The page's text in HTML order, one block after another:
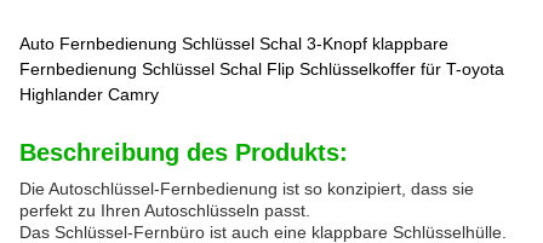
Auto Fernbedienung Schlüssel Schal 3-Knopf klappbare
Fernbedienung Schlüssel Schal Flip Schlüsselkoffer für T-oyota
Highlander Camry
Beschreibung des Produkts:
Die Autoschlüssel-Fernbedienung ist so konzipiert, dass sie
perfekt zu Ihren Autoschlüsseln passt.
Das Schlüssel-Fernbüro ist auch eine klappbare Schlüsselhülle.